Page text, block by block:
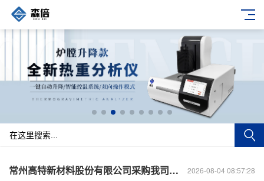
2026-08-04 08:57:28
常州高特新材料股份有限公司采购我司差示扫描量热仪HNB-DSC500C，交付完成